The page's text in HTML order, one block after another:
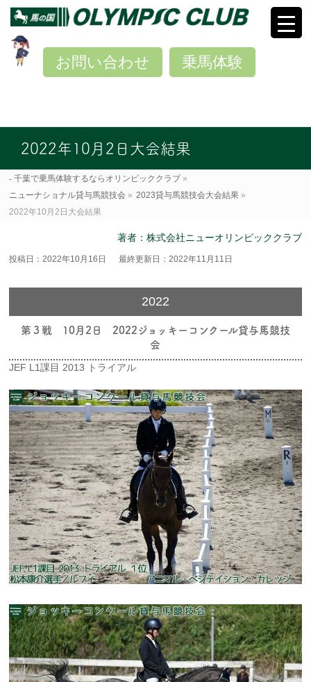
乗馬体験
お問い合わせ
2022年10月2日大会結果
千葉で乗馬体験するならオリンピッククラブ »
ニューナショナル貸与馬競技会 » 2023貸与馬競技会大会結果 »
2022年10月2日大会結果
著者：株式会社ニューオリンピッククラブ
投稿日：2022年10月16日 最終更新日：2022年11月11日
2022
第３戦 10月2日 2022ジョッキーコンクール貸与馬競技
会
JEF L1課目 2013 トライアル